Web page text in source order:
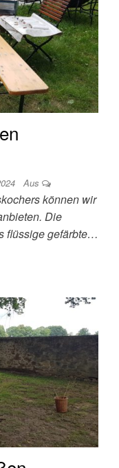
Aus
können wir
Die
flüssige gefärbte…